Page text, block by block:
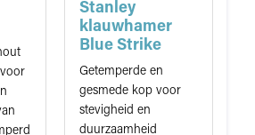
Stanley
klauwhamer
Blue Strike
Getemperde en
gesmede kop voor
stevigheid en
duurzaamheid